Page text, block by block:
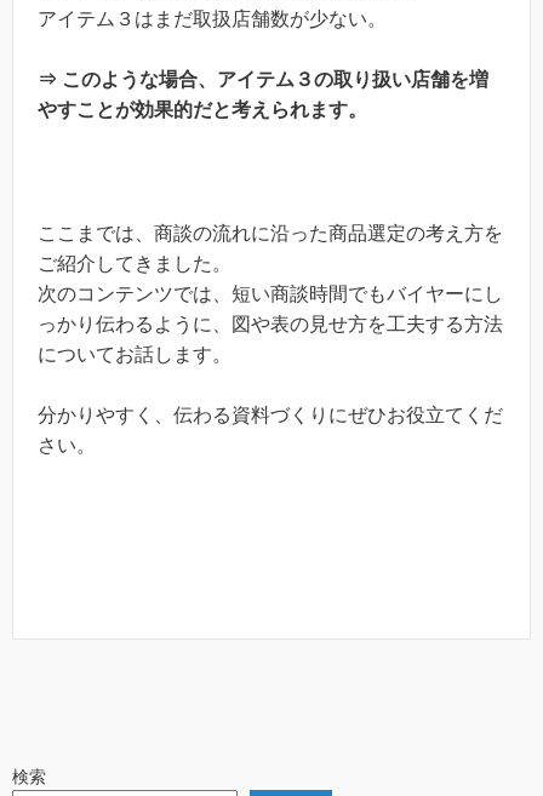
アイテム３はまだ取扱店舗数が少ない。
⇒ このような場合、アイテム３の取り扱い店舗を増
やすことが効果的だと考えられます。
ここまでは、商談の流れに沿った商品選定の考え方を
ご紹介してきました。
次のコンテンツでは、短い商談時間でもバイヤーにし
っかり伝わるように、図や表の見せ方を工夫する方法
についてお話します。
分かりやすく、伝わる資料づくりにぜひお役立てくだ
さい。
検索